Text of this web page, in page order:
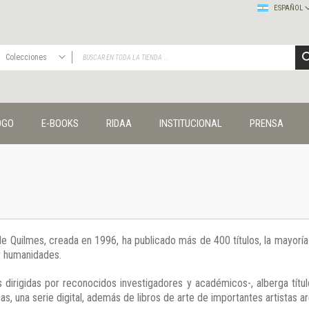
ESPAÑOL
Colecciones
Publicaciones
Editorial
Cuadernos universitarios
Derechos humanos
Ediciones especiales
Géneros
E-BOOKS RIDAA INSTITUCIONAL PRENSA
Quilmes, creada en 1996, ha publicado más de 400 títulos, la
por reconocidos investigadores y académicos-, alberga
una serie digital, además de libros de arte de importantes artistas